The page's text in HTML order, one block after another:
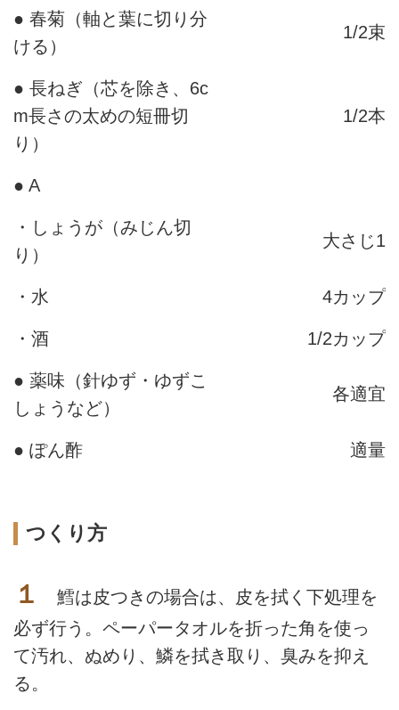
● 春菊（軸と葉に切り分
ける）
1/2束
● 長ねぎ（芯を除き、6c
m長さの太めの短冊切
り）
1/2本
● A
・しょうが（みじん切
り）
大さじ1
・水 4カップ
・酒 1/2カップ
● 薬味（針ゆず・ゆずこ
しょうなど）
各適宜
● ぽん酢 適量
つくり方
１
鱈は皮つきの場合は、皮を拭く下処理を
必ず行う。ペーパータオルを折った角を使っ
て汚れ、ぬめり、鱗を拭き取り、臭みを抑え
る。